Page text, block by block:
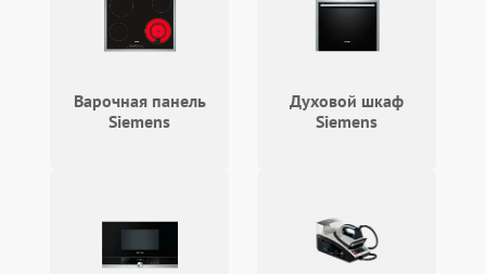
Варочная панель
Siemens
Духовой шкаф
Siemens